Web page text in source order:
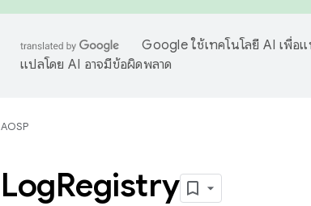
Google ใช้เทคโนโลยี AI เพื่อ
แปลโดย AI อาจมีข้อผิดพลาด
AOSP
LogRegistry